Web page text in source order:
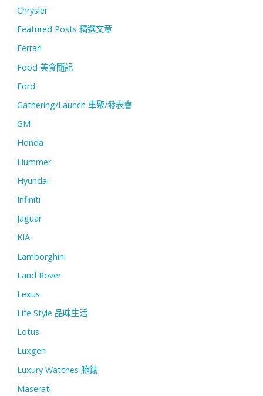
Chrysler
Featured Posts 精選文章
Ferrari
Food 美食隨記
Ford
Gathering/Launch 車聚/發表會
GM
Honda
Hummer
Hyundai
Infiniti
Jaguar
KIA
Lamborghini
Land Rover
Lexus
Life Style 品味生活
Lotus
Luxgen
Luxury Watches 腕錶
Maserati